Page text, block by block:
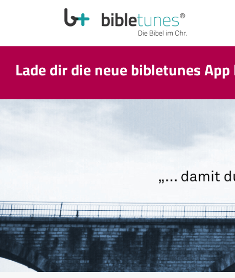
Lade dir die neue bibletunes
Wir machen eine Sommerpause!